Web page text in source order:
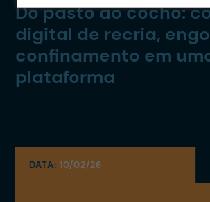
Do pasto ao cocho:
digital de recria,
confinamento em
plataforma
DATA:10/02/26